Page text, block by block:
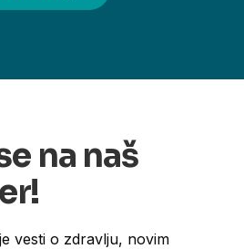
na naš
vesti o zdravlju, novim